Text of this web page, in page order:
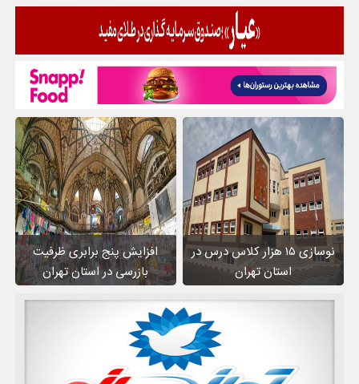
نوسازی ۱۵ هزار کلاس درس در
استان تهران
افزایش پنج برابری ظرفیت
بازرسی در استان تهران